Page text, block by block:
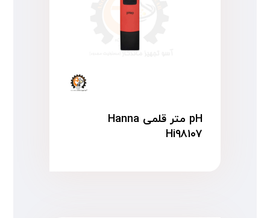
pH متر قلمی Hanna
Hi۹۸۱۰۷